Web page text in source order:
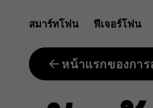
โทร
สมาร์ทโฟน ฟีเจอร์โฟน
หน้าแรกของกา